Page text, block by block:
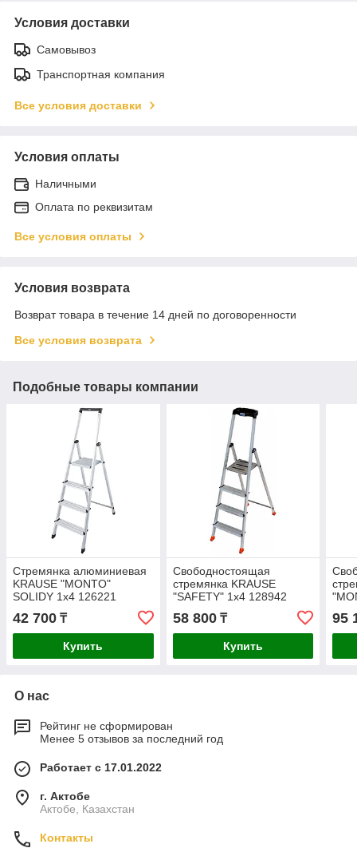
Условия доставки
Самовывоз
Транспортная компания
Все условия доставки
Условия оплаты
Наличными
Оплата по реквизитам
Все условия оплаты
Условия возврата
Возврат товара в течение 14 дней по договоренности
Все условия возврата
Подобные товары компании
Стремянка алюминиевая
KRAUSE "MONTO"
SOLIDY 1х4 126221
42 700 ₸
Купить
Свободностоящая
стремянка KRAUSE
"SAFETY" 1х4 128942
58 800₸
Купить
95
О нас
Рейтинг не сформирован
Менее 5 отзывов за последний год
Работает с 17.01.2022
г. Актобе
Актобе, Казахстан
Контакты